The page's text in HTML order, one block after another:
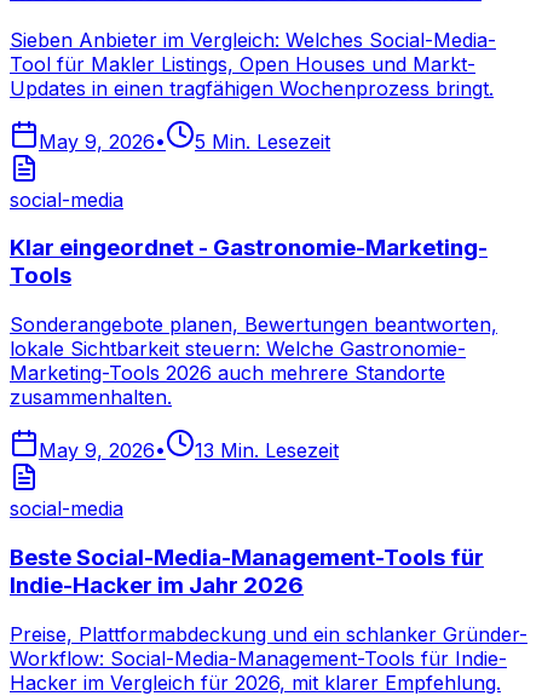
Sieben Anbieter im Vergleich: Welches Social-Media-
Tool für Makler Listings, Open Houses und Markt-
Updates in einen tragfähigen Wochenprozess bringt.
May 9, 2026• 5 Min. Lesezeit
social-media
Klar eingeordnet - Gastronomie-Marketing-
Tools
Sonderangebote planen, Bewertungen beantworten,
lokale Sichtbarkeit steuern: Welche Gastronomie-
Marketing-Tools 2026 auch mehrere Standorte
zusammenhalten.
May 9, 2026• 13 Min. Lesezeit
social-media
Beste Social-Media-Management-Tools für
Indie-Hacker im Jahr 2026
Preise, Plattformabdeckung und ein schlanker Gründer-
Workflow: Social-Media-Management-Tools für Indie-
Hacker im Vergleich für 2026, mit klarer Empfehlung.